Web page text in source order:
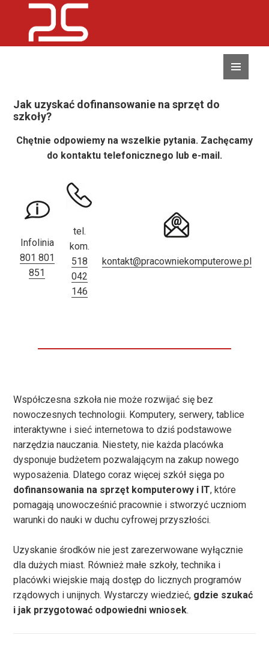
Jak uzyskać dofinansowanie na sprzęt do
szkoły?
Chętnie odpowiemy na wszelkie pytania. Zachęcamy
do kontaktu telefonicznego lub e-mail.
Infolinia
801 801
851
tel.
kom.
518
042
146
kontakt@pracowniekomputerowe.pl
Współczesna szkoła nie może rozwijać się bez
nowoczesnych technologii. Komputery, serwery, tablice
interaktywne i sieć internetowa to dziś podstawowe
narzędzia nauczania. Niestety, nie każda placówka
dysponuje budżetem pozwalającym na zakup nowego
wyposażenia. Dlatego coraz więcej szkół sięga po
dofinansowania na sprzęt komputerowy i IT, które
pomagają unowocześnić pracownie i stworzyć uczniom
warunki do nauki w duchu cyfrowej przyszłości.
Uzyskanie środków nie jest zarezerwowane wyłącznie
dla dużych miast. Również małe szkoły, technika i
placówki wiejskie mają dostęp do licznych programów
rządowych i unijnych. Wystarczy wiedzieć, gdzie szukać
i jak przygotować odpowiedni wniosek.